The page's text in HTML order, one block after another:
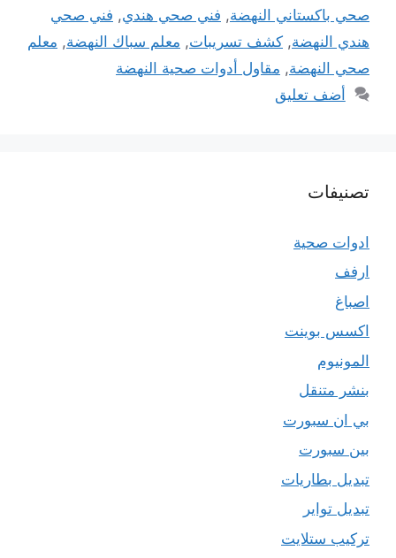
صحي باكستاني النهضة, فني صحي هندي, فني صحي
هندي النهضة, كشف تسريبات, معلم سباك النهضة, معلم
صحي النهضة, مقاول أدوات صحية النهضة
أضف تعليق
تصنيفات
ادوات صحية
ارفف
اصباغ
اكسس بوينت
المونيوم
بنشر متنقل
بي ان سبورت
بين سبورت
تبديل بطاريات
تبديل تواير
تركيب ستلايت